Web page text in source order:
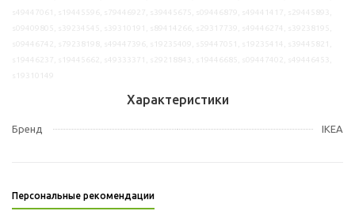
Характеристики
Бренд IKEA
Персональные рекомендации